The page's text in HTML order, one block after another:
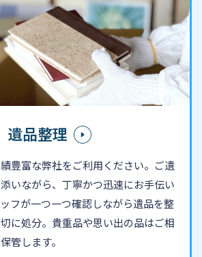
遺品整理
豊富な弊社をご利用ください。ご遺
いながら、丁寧かつ迅速にお手伝い
フが一つ一つ確認しながら遺品を整
に処分。貴重品や思い出の品はご相
管します。